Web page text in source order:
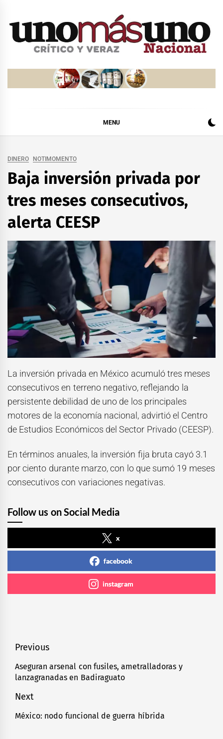
MENU
DINERO NOTIMOMENTO
Baja inversión privada por
tres meses consecutivos,
alerta CEESP
La inversión privada en México acumuló tres meses
consecutivos en terreno negativo, reflejando la
persistente debilidad de uno de los principales
motores de la economía nacional, advirtió el Centro
de Estudios Económicos del Sector Privado (CEESP).
En términos anuales, la inversión fija bruta cayó 3.1
por ciento durante marzo, con lo que sumó 19 meses
consecutivos con variaciones negativas.
Follow us on Social Media
x
facebook
instagram
Navegación
de
entradas
Previous
Previous
post:
Aseguran arsenal con fusiles, ametralladoras y
lanzagranadas en Badiraguato
Next
Next
México: nodo funcional de guerra híbrida